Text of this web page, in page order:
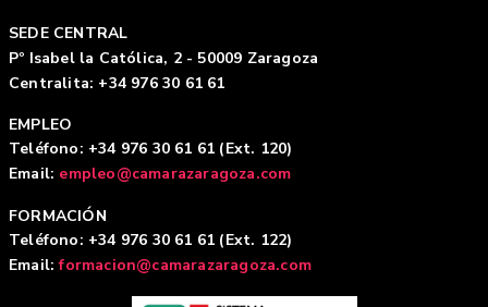
SEDE CENTRAL
Pº Isabel la Católica, 2 - 50009 Zaragoza
Centralita: +34 976 30 61 61
EMPLEO
Teléfono: +34 976 30 61 61 (Ext. 120)
Email: empleo@camarazaragoza.com
FORMACIÓN
Teléfono: +34 976 30 61 61 (Ext. 122)
Email:formacion@camarazaragoza.com